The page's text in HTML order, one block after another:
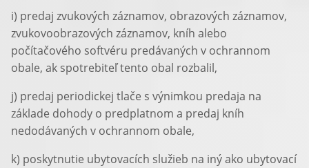
i) predaj zvukových záznamov, obrazových záznamov,
zvukovoobrazových záznamov, kníh alebo
počítačového softvéru predávaných v ochrannom
obale, ak spotrebiteľ tento obal rozbalil,
j) predaj periodickej tlače s výnimkou predaja na
základe dohody o predplatnom a predaj kníh
nedodávaných v ochrannom obale,
k) poskytnutie ubytovacích služieb na iný ako ubytovací